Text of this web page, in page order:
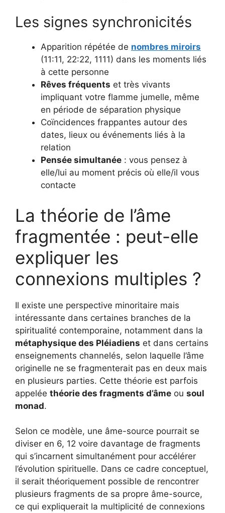
Les signes synchronicités
Apparition répétée de nombres miroirs
(11:11, 22:22, 1111) dans les moments liés
à cette personne
Rêves fréquents et très vivants
impliquant votre flamme jumelle, même
en période de séparation physique
Coïncidences frappantes autour des
dates, lieux ou événements liés à la
relation
Pensée simultanée : vous pensez à
elle/lui au moment précis où elle/il vous
contacte
La théorie de l’âme
fragmentée : peut-elle
expliquer les
connexions multiples ?
Il existe une perspective minoritaire mais
intéressante dans certaines branches de la
spiritualité contemporaine, notamment dans la
métaphysique des Pléiadiens et dans certains
enseignements channelés, selon laquelle l’âme
originelle ne se fragmenterait pas en deux mais
en plusieurs parties. Cette théorie est parfois
appelée théorie des fragments d’âme ou soul
monad.
Selon ce modèle, une âme-source pourrait se
diviser en 6, 12 voire davantage de fragments
qui s’incarnent simultanément pour accélérer
l’évolution spirituelle. Dans ce cadre conceptuel,
il serait théoriquement possible de rencontrer
plusieurs fragments de sa propre âme-source,
ce qui expliquerait la multiplicité de connexions